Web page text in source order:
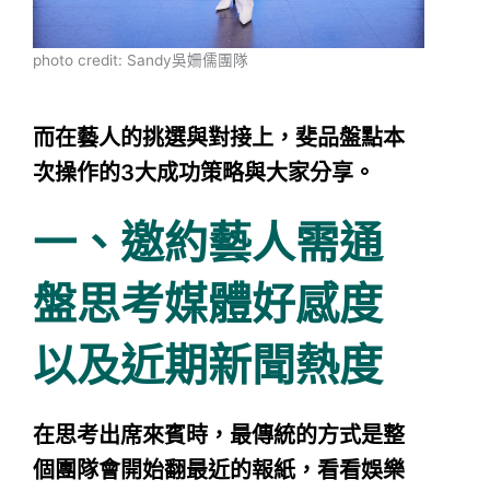
photo credit: Sandy吳姍儒團隊
而在藝人的挑選與對接上，斐品盤點本
次操作的3大成功策略與大家分享。
一、邀約藝人需通
盤思考媒體好感度
以及近期新聞熱度
在思考出席來賓時，最傳統的方式是整
個團隊會開始翻最近的報紙，看看娛樂